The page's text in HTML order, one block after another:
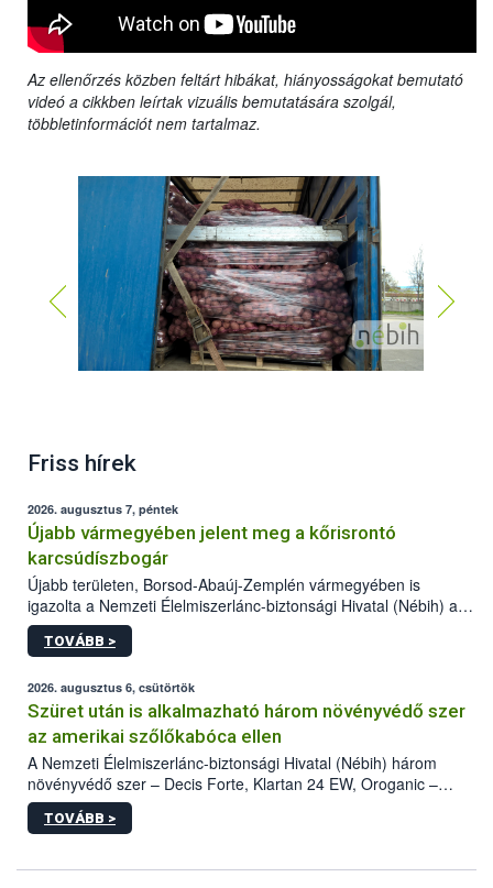
Az ellenőrzés közben feltárt hibákat, hiányosságokat bemutató
videó a cikkben leírtak vizuális bemutatására szolgál,
többletinformációt nem tartalmaz.
Friss hírek
2026. augusztus 7, péntek
Újabb vármegyében jelent meg a kőrisrontó
karcsúdíszbogár
Újabb területen, Borsod-Abaúj-Zemplén vármegyében is
igazolta a Nemzeti Élelmiszerlánc-biztonsági Hivatal (Nébih) a
kőrisrontó karcsúdíszbogár (Agrilus planipennis) jelenlétét. A
kártevőt nem csak színcsapdában találták meg, de már fertőzött
az intenzív felderítést, emellett az intézkedéseket a szlovák
hatósággal is összehangolják a terjedés megállítása érdekében.
TOVÁBB >
2026. augusztus 6, csütörtök
Szüret után is alkalmazható három növényvédő szer
az amerikai szőlőkabóca ellen
A Nemzeti Élelmiszerlánc-biztonsági Hivatal (Nébih) három
növényvédő szer – Decis Forte, Klartan 24 EW, Oroganic –
engedélyokiratát módosította, így azok a szüretet követően,
egészen a vesszőérettség (BBCH 91) stádiumáig
érésű szőlőkben is legyen lehetőség a károsító elleni további
TOVÁBB >